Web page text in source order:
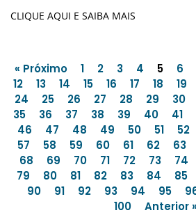
CLIQUE AQUI E SAIBA MAIS
« Próximo 1 2 3 4 5 6
12
13 14 15 16 17 18 19
24
25 26 27 28 29 30
35
36 37 38 39 40 41
46
47 48 49 50 51 52
57
58 59 60 61 62 63
68
69 70 71 72 73 74
79
80 81 82 83 84 85
90
91 92 93 94 95
100
Anterior »